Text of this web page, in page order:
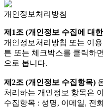
개인정보처리방침
제1조 (개인정보 수집에 대
개인정보처리방침 또는 이
튼 또는 체크박스를 클릭하
으로 봅니다.
제2조 (개인정보 수집항목)
처리하는 개인정보 항목은
수집항목 : 성명, 이메일, 전